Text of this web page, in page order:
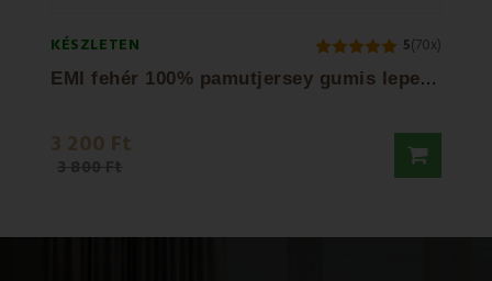
KÉSZLETEN 5(70x)
E
MI fehér 100% pamutjersey gumis lepedő
3 200 Ft
3 800 Ft